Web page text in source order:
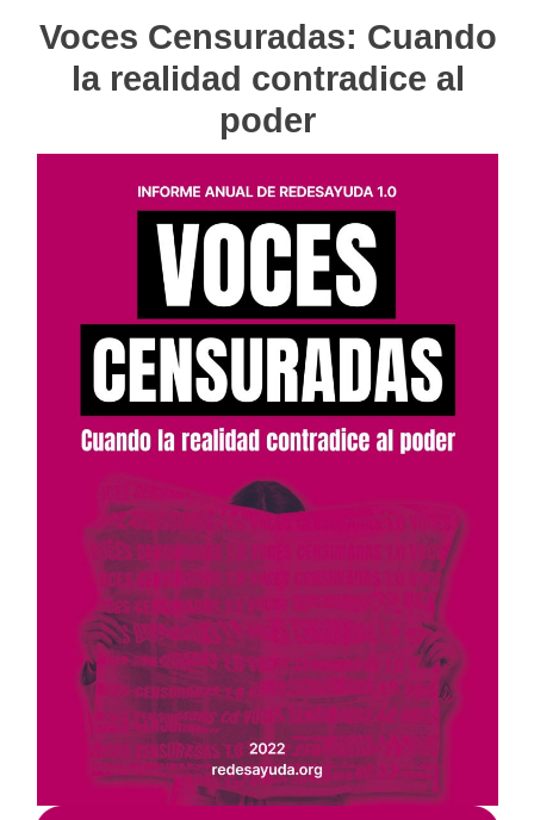
Voces Censuradas: Cuando
la realidad contradice al
poder